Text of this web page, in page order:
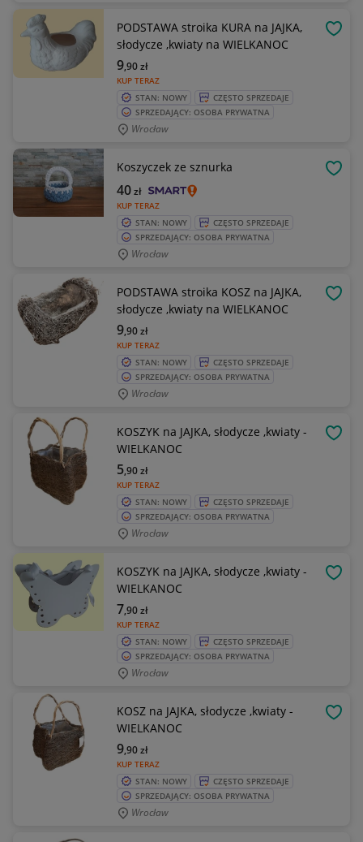
PODSTAWA stroika KURA na JAJKA,
słodycze ,kwiaty na WIELKANOC
KUP TERAZ
9,90zł
STAN: NOWY
CZĘSTO SPRZEDAJE
SPRZEDAJĄCY: OSOBA PRYWATNA
Wrocław
Koszyczek ze sznurka
KUP TERAZ
40zł
STAN: NOWY
CZĘSTO SPRZEDAJE
SPRZEDAJĄCY: OSOBA PRYWATNA
Wrocław
PODSTAWA stroika KOSZ na JAJKA,
słodycze ,kwiaty na WIELKANOC
KUP TERAZ
9,90zł
STAN: NOWY
CZĘSTO SPRZEDAJE
SPRZEDAJĄCY: OSOBA PRYWATNA
Wrocław
KOSZYK na JAJKA, słodycze ,kwiaty -
WIELKANOC
KUP TERAZ
5,90zł
STAN: NOWY
CZĘSTO SPRZEDAJE
SPRZEDAJĄCY: OSOBA PRYWATNA
Wrocław
KOSZYK na JAJKA, słodycze ,kwiaty -
WIELKANOC
KUP TERAZ
7,90zł
STAN: NOWY
CZĘSTO SPRZEDAJE
SPRZEDAJĄCY: OSOBA PRYWATNA
Wrocław
KOSZ na JAJKA, słodycze ,kwiaty -
WIELKANOC
KUP TERAZ
9,90zł
STAN: NOWY
CZĘSTO SPRZEDAJE
SPRZEDAJĄCY: OSOBA PRYWATNA
Wrocław